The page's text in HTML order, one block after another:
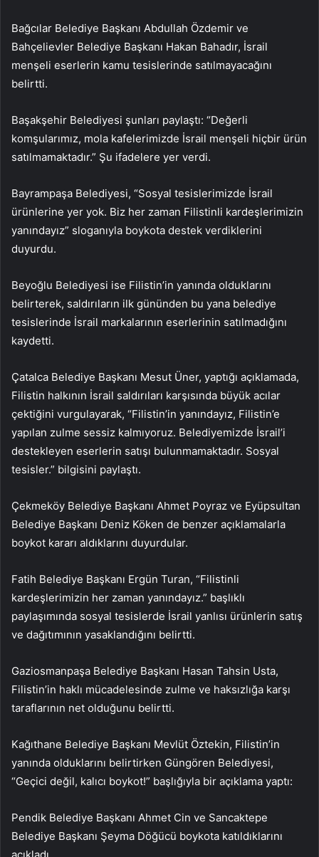
Bağcılar Belediye Başkanı Abdullah Özdemir ve
Bahçelievler Belediye Başkanı Hakan Bahadır, İsrail
menşeli eserlerin kamu tesislerinde satılmayacağını
belirtti.
Başakşehir Belediyesi şunları paylaştı: “Değerli
komşularımız, mola kafelerimizde İsrail menşeli hiçbir ürün
satılmamaktadır.” Şu ifadelere yer verdi.
Bayrampaşa Belediyesi, “Sosyal tesislerimizde İsrail
ürünlerine yer yok. Biz her zaman Filistinli kardeşlerimizin
yanındayız” sloganıyla boykota destek verdiklerini
duyurdu.
Beyoğlu Belediyesi ise Filistin’in yanında olduklarını
belirterek, saldırıların ilk gününden bu yana belediye
tesislerinde İsrail markalarının eserlerinin satılmadığını
kaydetti.
Çatalca Belediye Başkanı Mesut Üner, yaptığı açıklamada,
Filistin halkının İsrail saldırıları karşısında büyük acılar
çektiğini vurgulayarak, “Filistin’in yanındayız, Filistin’e
yapılan zulme sessiz kalmıyoruz. Belediyemizde İsrail’i
destekleyen eserlerin satışı bulunmamaktadır. Sosyal
tesisler.” bilgisini paylaştı.
Çekmeköy Belediye Başkanı Ahmet Poyraz ve Eyüpsultan
Belediye Başkanı Deniz Köken de benzer açıklamalarla
boykot kararı aldıklarını duyurdular.
Fatih Belediye Başkanı Ergün Turan, “Filistinli
kardeşlerimizin her zaman yanındayız.” başlıklı
paylaşımında sosyal tesislerde İsrail yanlısı ürünlerin satış
ve dağıtımının yasaklandığını belirtti.
Gaziosmanpaşa Belediye Başkanı Hasan Tahsin Usta,
Filistin’in haklı mücadelesinde zulme ve haksızlığa karşı
taraflarının net olduğunu belirtti.
Kağıthane Belediye Başkanı Mevlüt Öztekin, Filistin’in
yanında olduklarını belirtirken Güngören Belediyesi,
“Geçici değil, kalıcı boykot!” başlığıyla bir açıklama yaptı:
Pendik Belediye Başkanı Ahmet Cin ve Sancaktepe
Belediye Başkanı Şeyma Döğücü boykota katıldıklarını
açıkladı.